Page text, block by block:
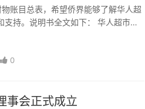
账目总表，希望侨界能够了解华人超
持。说明书全文如下： 华人超市公
0
事会正式成立